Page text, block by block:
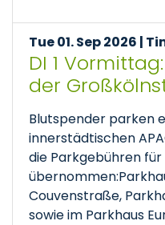
Tue 01. Sep 2026 |
DI 1
der
Blutspender parken
innerstädtischen
die Parkgebühren für
Couvenstraße,
sowie im Parkhaus